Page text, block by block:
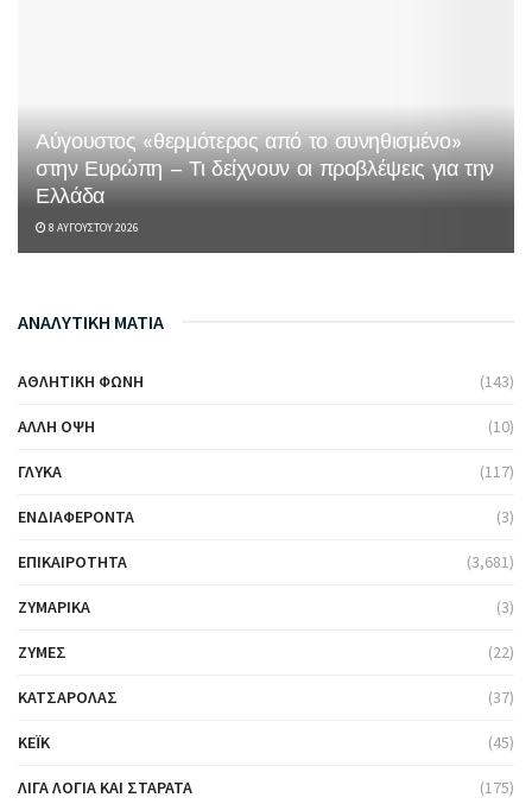
Αύγουστος «θερμότερος από το συνηθισμένο»
στην Ευρώπη – Τι δείχνουν οι προβλέψεις για την
Ελλάδα
8 ΑΥΓΟΎΣΤΟΥ 2026
ΑΝΑΛΥΤΙΚΗ ΜΑΤΙΑ
ΑΘΛΗΤΙΚΉ ΦΩΝΉ (143)
ΆΛΛΗ ΌΨΗ (10)
ΓΛΥΚΆ (117)
ΕΝΔΙΑΦΈΡΟΝΤΑ (3)
ΕΠΙΚΑΙΡΌΤΗΤΑ (3,681)
ΖΥΜΑΡΙΚΆ (3)
ΖΎΜΕΣ (22)
ΚΑΤΣΑΡΌΛΑΣ (37)
ΚΈΙΚ (45)
ΛΊΓΑ ΛΌΓΙΑ ΚΑΙ ΣΤΑΡΆΤΑ (175)